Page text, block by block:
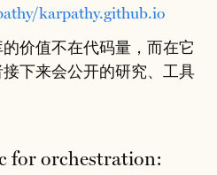
karpathy.github.io
价值不在代码量，而在它
下来会公开的研究、工具
for orchestration: